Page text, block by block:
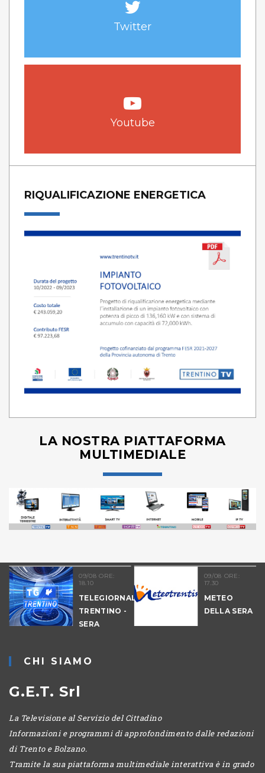
Twitter
Youtube
RIQUALIFICAZIONE ENERGETICA
LA NOSTRA PIATTAFORMA
MULTIMEDIALE
09/08 ORE:
18.10
TELEGIORNALE
TRENTINO -
SERA
09/08 ORE:
17.30
METEO
DELLA SERA
CHI SIAMO
G.E.T. Srl
La Televisione al Servizio del Cittadino
Informazioni e programmi di approfondimento dalle redazioni
di Trento e Bolzano.
Tramite la sua piattaforma multimediale interattiva è in grado